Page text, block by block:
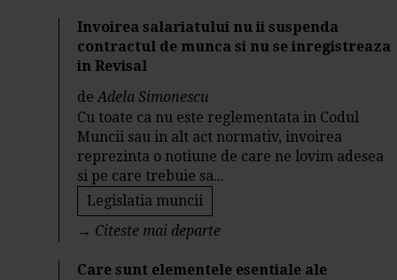
Invoirea salariatului nu ii suspenda
contractul de munca si nu se inregistreaza
in Revisal
deAdela Simonescu
Cu toate ca nu este reglementata in Codul
Muncii sau in alt act normativ, invoirea
reprezinta o notiune de care ne lovim adesea
si pe care trebuie sa...
Legislatia muncii
→ Citeste mai departe
Care sunt elementele esentiale ale